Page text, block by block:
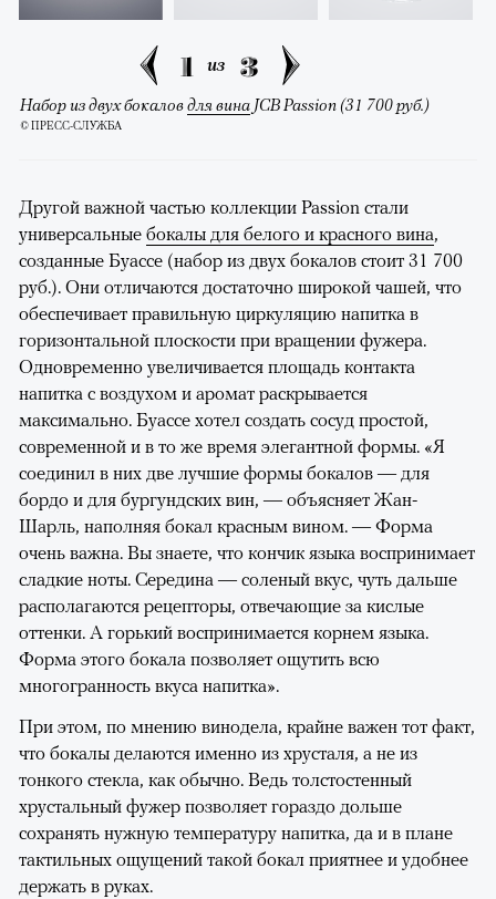
1 из 3
Набор из двух бокаловдля вина JCB Passion (31 700 руб.)
© ПРЕСС-СЛУЖБА
Другой важной частью коллекции Passion стали
универсальные бокалы для белого и красного вина,
созданные Буассе (набор из двух бокалов стоит 31 700
руб.). Они отличаются достаточно широкой чашей, что
обеспечивает правильную циркуляцию напитка в
горизонтальной плоскости при вращении фужера.
Одновременно увеличивается площадь контакта
напитка с воздухом и аромат раскрывается
максимально. Буассе хотел создать сосуд простой,
современной и в то же время элегантной формы. «Я
соединил в них две лучшие формы бокалов — для
бордо и для бургундских вин, — объясняет Жан-
Шарль, наполняя бокал красным вином. — Форма
очень важна. Вы знаете, что кончик языка воспринимает
сладкие ноты. Середина — соленый вкус, чуть дальше
располагаются рецепторы, отвечающие за кислые
оттенки. А горький воспринимается корнем языка.
Форма этого бокала позволяет ощутить всю
многогранность вкуса напитка».
При этом, по мнению винодела, крайне важен тот факт,
что бокалы делаются именно из хрусталя, а не из
тонкого стекла, как обычно. Ведь толстостенный
хрустальный фужер позволяет гораздо дольше
сохранять нужную температуру напитка, да и в плане
тактильных ощущений такой бокал приятнее и удобнее
держать в руках.